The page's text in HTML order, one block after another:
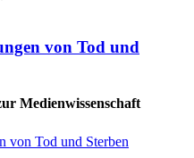
von Tod und
Medienwissenschaft